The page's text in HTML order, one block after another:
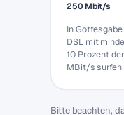
250 Mbit/s
In
DSL mit
10 Prozent
MBit/s
Bitte beachten,